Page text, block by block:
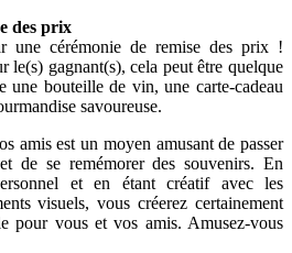
des prix
une cérémonie de remise des prix !
le(s) gagnant(s), cela peut être quelque
une bouteille de vin, une carte-cadeau
savoureuse.
amis est un moyen amusant de passer
de se remémorer des souvenirs. En
et en étant créatif avec les
visuels, vous créerez certainement
pour vous et vos amis. Amusez-vous